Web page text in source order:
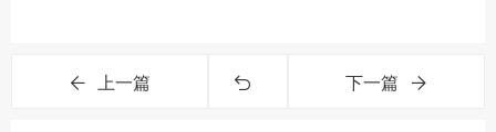
上一篇 下一篇